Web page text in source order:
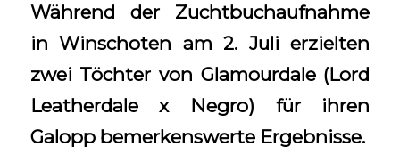
Während der Zuchtbuchaufnahme
in Winschoten am 2. Juli erzielten
zwei Töchter von Glamourdale (Lord
Leatherdale x Negro) für ihren
Galopp bemerkenswerte Ergebnisse.